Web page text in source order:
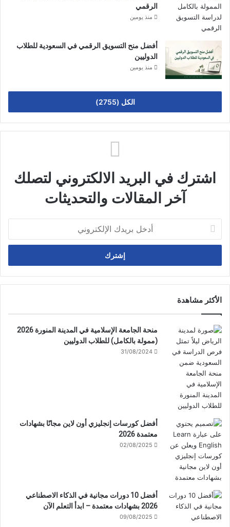
الرقمي
منذ يومين
أفضل منح التسويق الرقمي في السعودية للطلاب
الدوليين
منذ يومين
الكل (2755)
اشترك في البريد الالكتروني لتصلك
آخر المقالات والتحديثات
أدخل
بريدك
الإلكتروني
الأكثر مشاهدة
منحة الجامعة الإسلامية في المدينة المنورة 2026
(ممولة بالكامل) للطلاب الدوليين
31/08/2024
أفضل كورسات إنجليزي أون لاين مجانًا بشهادات
معتمدة 2026
02/08/2025
أفضل 10 دورات مجانية في الذكاء الاصطناعي
2026 بشهادات معتمدة – ابدأ التعلم الآن
09/08/2025